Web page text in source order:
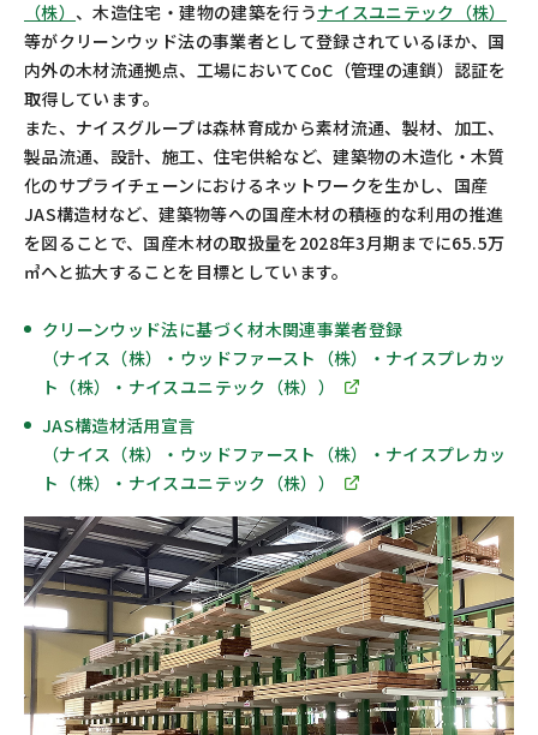
（株） 、木造住宅・建物の建築を行うナイスユニテック（株）
等がクリーンウッド法の事業者として登録されているほか、国
内外の木材流通拠点、工場においてCoC（管理の連鎖）認証を
取得しています。
また、ナイスグループは森林育成から素材流通、製材、加工、
製品流通、設計、施工、住宅供給など、建築物の木造化・木質
化のサプライチェーンにおけるネットワークを生かし、国産
JAS構造材など、建築物等への国産木材の積極的な利用の推進
を図ることで、国産木材の取扱量を2028年3月期までに65.5万
㎥へと拡大することを目標としています。
クリーンウッド法に基づく材木関連事業者登録
（ナイス（株）・ウッドファースト（株）・ナイスプレカッ
ト（株）・ナイスユニテック（株））
JAS構造材活用宣言
（ナイス（株）・ウッドファースト（株）・ナイスプレカッ
ト（株）・ナイスユニテック（株））